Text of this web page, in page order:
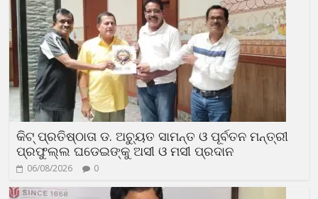
କିଟ୍ ପ୍ରତିଷ୍ଠାତା ଡ. ଅଚ୍ୟୁତ ସାମନ୍ତ ଓ ପୂର୍ବତନ ମନ୍ତ୍ରୀ
ପ୍ରଫୁଲ୍ଲ ଘଡେଇଙ୍କୁ ଅସୀ ଓ ମସୀ ପ୍ରଦାନ
06/08/2026 0